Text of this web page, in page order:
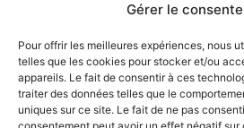
Gérer le
Pour offrir les meilleures expériences, nous
telles que les cookies pour stocker et/ou
appareils. Le fait de consentir à ces
traiter des données telles que le
uniques sur ce site. Le fait de ne pas
Politique de confidentialité
Soutenez